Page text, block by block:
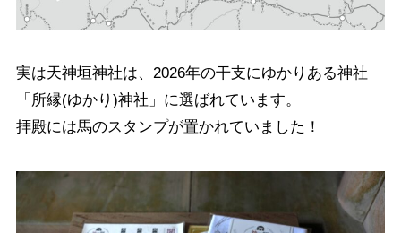
実は天神垣神社は、2026年の干支にゆかりある神社
「所縁(ゆかり)神社」に選ばれています。
拝殿には馬のスタンプが置かれていました！